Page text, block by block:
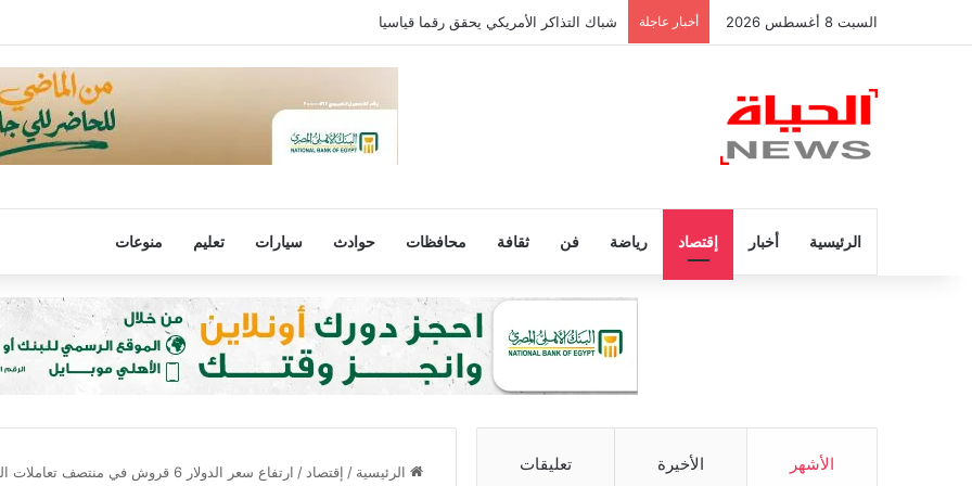
السبت 8 أغسطس 2026 أخبار عاجلة شباك التذاكر الأمريكي يحقق رقما قياسيا
الرئيسية أخبار إقتصاد رياضة فن ثقافة محافظات حوادث سيارات تعليم منوعات
الرئيسية / إقتصاد / ارتفاع سعر الدولار 6 قروش في منتصف تعاملات الثلاثاء الأشهر الأخيرة تعليقات